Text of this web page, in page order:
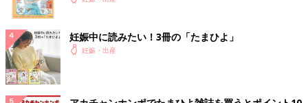
妊娠中に読みたい！3冊の「たまひよ」
妊娠・出産